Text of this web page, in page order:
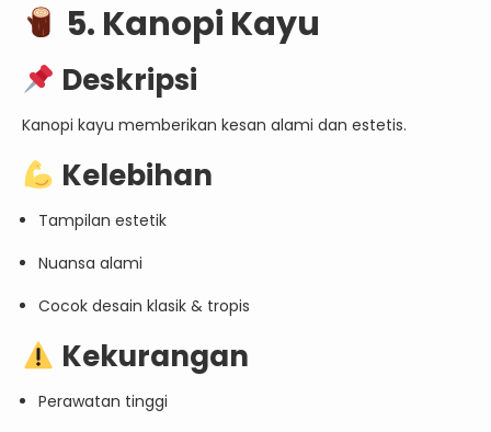
5. Kanopi Kayu
Deskripsi
Kanopi kayu memberikan kesan alami dan estetis.
Kelebihan
Tampilan estetik
Nuansa alami
Cocok desain klasik & tropis
Kekurangan
Perawatan tinggi